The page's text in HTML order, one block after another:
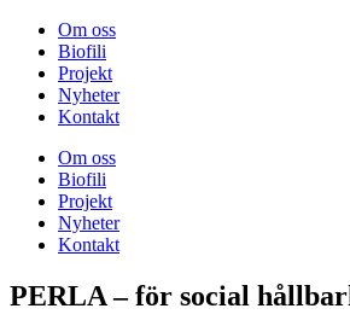
Om oss
Biofili
Projekt
Nyheter
Kontakt
Om oss
Biofili
Projekt
Nyheter
Kontakt
PERLA – för social